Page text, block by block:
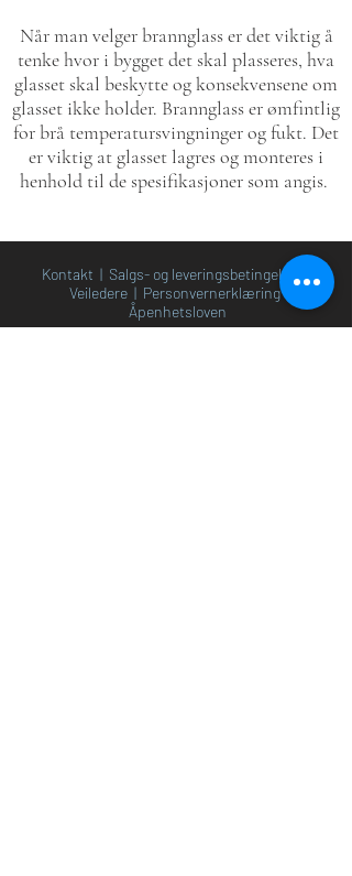
Når man velger brannglass er det viktig å
tenke hvor i bygget det skal plasseres, hva
glasset skal beskytte og konsekvensene om
glasset ikke holder. Brannglass er ømfintlig
for brå temperatursvingninger og fukt. Det
er viktig at glasset lagres og monteres i
henhold til de spesifikasjoner som angis.
Kontakt | Salgs- og leveringsbetingelser
Veiledere | Personvernerklæring|
Åpenhetsloven